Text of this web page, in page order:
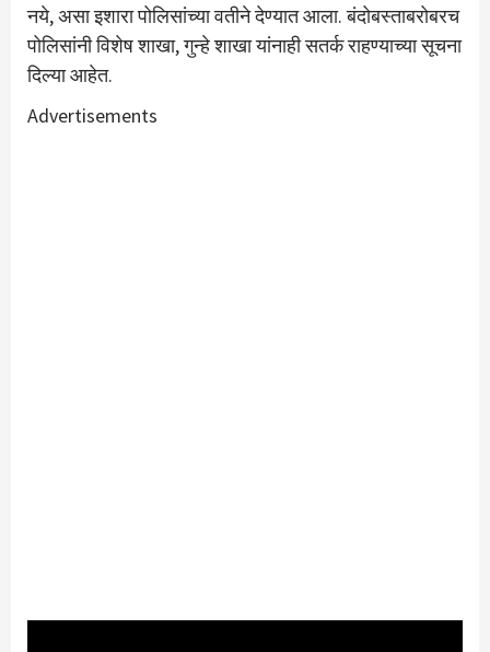
नये, असा इशारा पोलिसांच्या वतीने देण्यात आला. बंदोबस्ताबरोबरच
पोलिसांनी विशेष शाखा, गुन्हे शाखा यांनाही सतर्क राहण्याच्या सूचना
दिल्या आहेत.
Advertisements